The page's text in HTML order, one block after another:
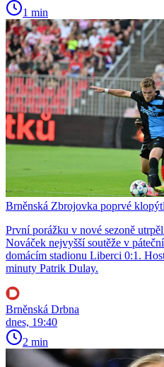
1 min
Brněnská Zbrojovka poprvé
První porážku v nové sezoně
Nováček nejvyšší soutěže v
domácím stadionu Liberci 0:1.
minuty Patrik Dulay.
Brněnská Drbna
dnes, 19:40
2 min